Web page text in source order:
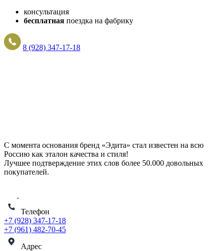
консультация
бесплатная поездка на фабрику
8 (928) 347-17-18
С момента основания бренд «Эдита» стал известен на всю
Россию как эталон качества и стиля!
Лучшее подтверждение этих слов более 50.000 довольных
покупателей.
Телефон
+7 (928) 347-17-18
+7 (961) 482-70-45
Адрес